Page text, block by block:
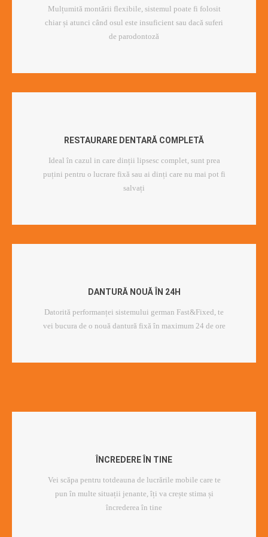
Mulțumită montării flexibile, sistemul poate fi folosit
chiar și atunci când osul este insuficient sau dacă suferi
de parodontoză
RESTAURARE DENTARĂ COMPLETĂ
Ideal în cazul in care dinții lipsesc complet, sunt prea
puțini pentru o lucrare fixă sau ai dinți care nu mai pot fi
salvați
DANTURĂ NOUĂ ÎN 24H
Datorită performanței sistemului german Fast&Fixed, te
vei bucura de o nouă dantură fixă în maximum 24 de ore
ÎNCREDERE ÎN TINE
Vei scăpa pentru totdeauna de lucrările mobile care te
pun în multe situații jenante, îți va crește stima și
încrederea în tine